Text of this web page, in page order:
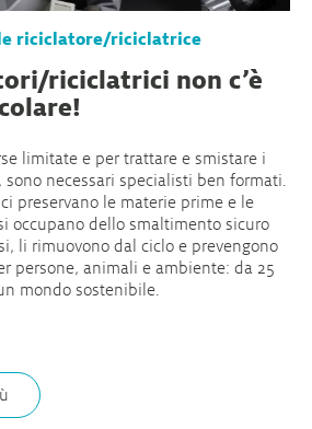
riciclatore/riciclatrice
riciclatrici non c’è
limitate e per trattare e smistare i
necessari specialisti ben formati.
preservano le materie prime e le
occupano dello smaltimento sicuro
li rimuovono dal ciclo e prevengono
persone, animali e ambiente: da 25
mondo sostenibile.